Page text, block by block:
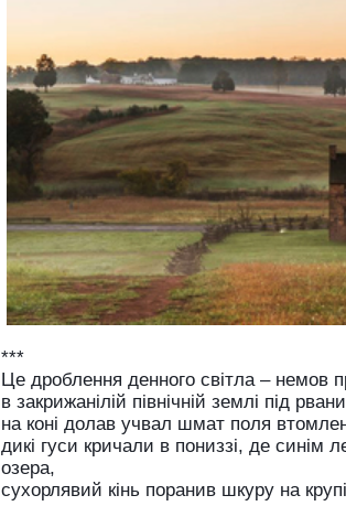
***
Це дроблення денного світла – немов
в закрижанілій північній землі під
на коні долав учвал шмат поля
дикі гуси кричали в пониззі, де синім
озера,
сухорлявий кінь поранив шкуру на